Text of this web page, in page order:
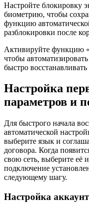
Настройте блокировку
биометрию, чтобы
функцию
разблокировки после
Активируйте функцию
чтобы
быстро
Настройка
параметров и
Для быстрого начала
автоматической
выберите язык и
договора. Когда
свою сеть, выберите её
подключение
следующему шагу.
Настройка